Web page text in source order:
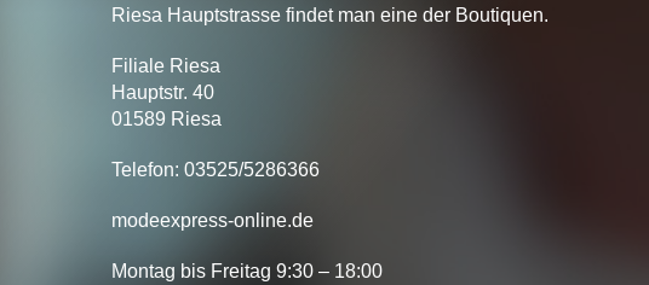
Riesa Hauptstrasse findet man eine der Boutiquen.
Filiale Riesa
Hauptstr. 40
01589 Riesa
Telefon: 03525/5286366
modeexpress-online.de
Montag bis Freitag 9:30 – 18:00